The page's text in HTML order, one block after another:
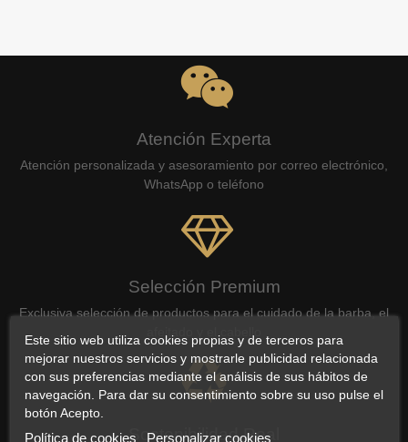
Este sitio web utiliza cookies propias y de terceros para
mejorar nuestros servicios y mostrarle publicidad relacionada
con sus preferencias mediante el análisis de sus hábitos de
navegación. Para dar su consentimiento sobre su uso pulse el
botón Acepto.
Política de cookies Personalizar cookies
Atención Experta
Atención personalizada y asesoramiento por correo electrónico,
WhatsApp o teléfono
Selección Premium
Exclusiva selección de productos para el cuidado de la barba, el
Sostenibilidad Real